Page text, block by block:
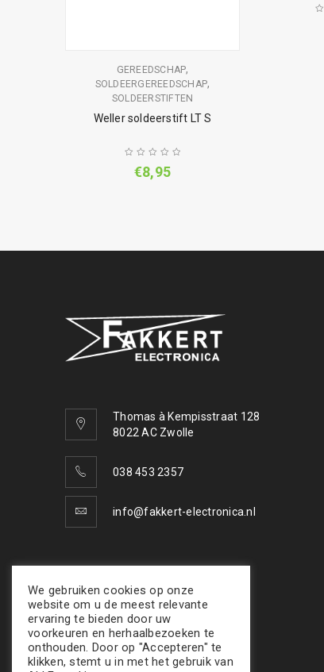
GEREEDSCHAP,
SOLDEERGEREEDSCHAP,
SOLDEERSTIFTEN
Weller soldeerstift LT S
€8,95
Thomas à Kempisstraat 128
8022 AC Zwolle
038 453 2357
info@fakkert-electronica.nl
We gebruiken cookies op onze
website om u de meest relevante
ervaring te bieden door uw
voorkeuren en herhaalbezoeken te
onthouden. Door op "Accepteren" te
klikken, stemt u in met het gebruik van